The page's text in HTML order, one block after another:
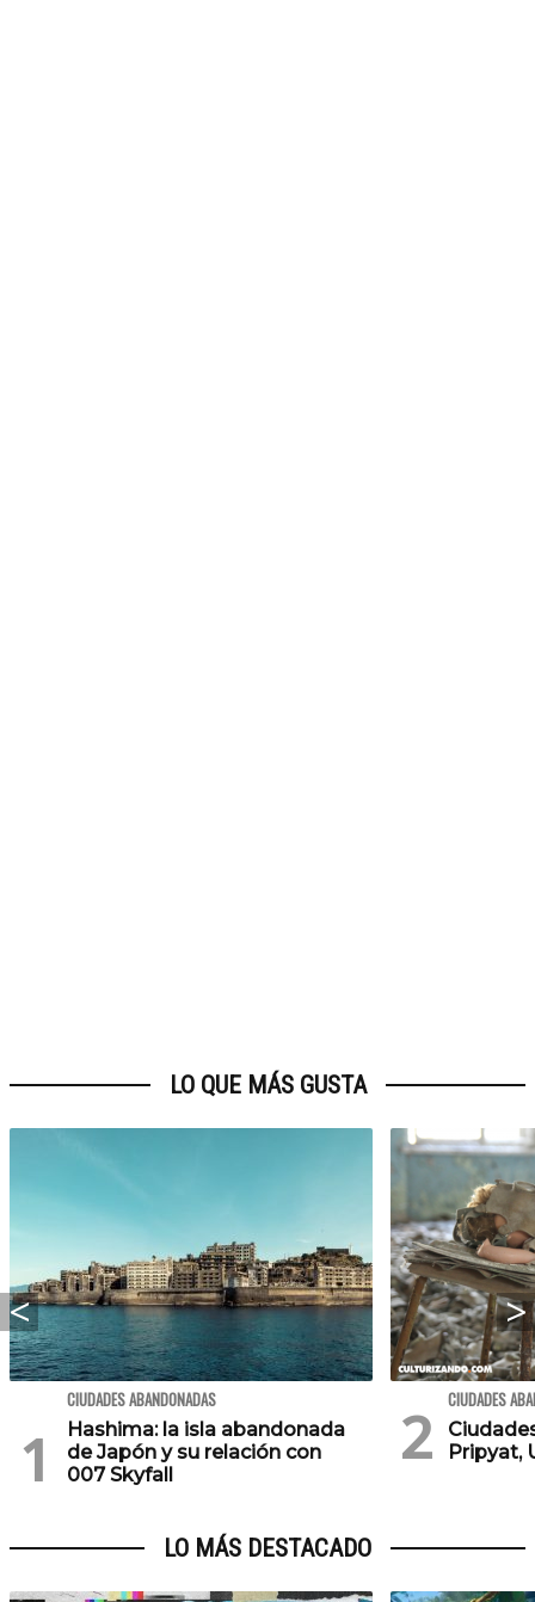
LO QUE MÁS GUSTA
CIUDADES ABANDONADAS
Hashima: la isla abandonada
de Japón y su relación con
007 Skyfall
CIUDADES
Pripyat,
LO MÁS DESTACADO